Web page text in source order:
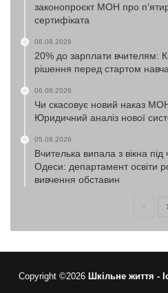
законопроєкт МОН про
сертифіката
06.08.2026
20% до зарплати вчителям:
рішення перед стартом
06.08.2026
Чи скасовує новий наказ МОН
Юридичний аналіз нової
05.08.2026
Вчителька випала з вікна під
Одеси: департамент освіти
вивчення обставин
Copyright ©2026 Шкільне життя -